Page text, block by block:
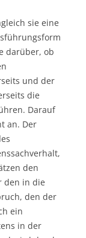
sie eine
darüber, ob
und der
die
Darauf
an. Der
den
den in die
den der
ein
in der